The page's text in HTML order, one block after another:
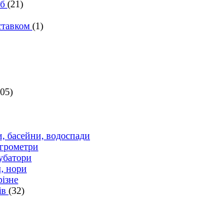
(21)
(1)
басейни, водоспади
нори
(32)